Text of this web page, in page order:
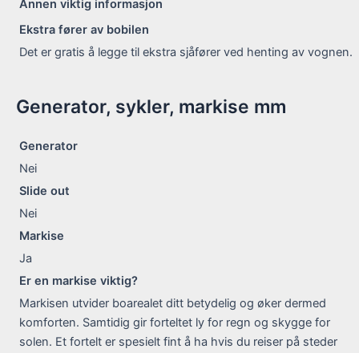
Annen viktig informasjon
Ekstra fører av bobilen
Det er gratis å legge til ekstra sjåfører ved henting av vognen.
Generator, sykler, markise mm
Generator
Nei
Slide out
Nei
Markise
Ja
Er en markise viktig?
Markisen utvider boarealet ditt betydelig og øker dermed
komforten. Samtidig gir forteltet ly for regn og skygge for
solen. Et fortelt er spesielt fint å ha hvis du reiser på steder